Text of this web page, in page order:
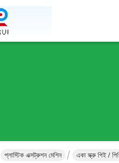
প্লাস্টিক এক্সট্রুশন মেশিন একা স্ক্রু পিই /